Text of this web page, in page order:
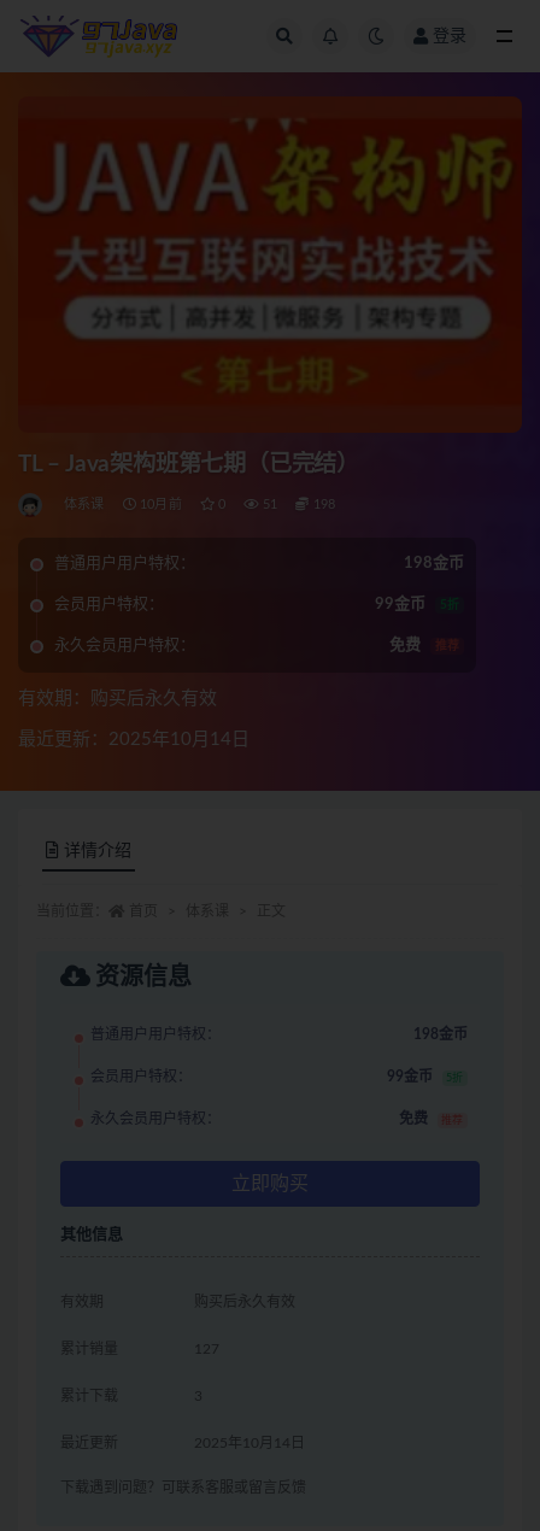
登录
TL – Java架构班第七期（已完结）
体系课 10月前 0 51 198
普通用户用户特权： 198金币
会员用户特权： 99金币 5折
永久会员用户特权： 免费 推荐
有效期：购买后永久有效
最近更新：2025年10月14日
详情介绍
资源信息
普通用户用户特权： 198金币
会员用户特权： 99金币 5折
永久会员用户特权： 免费 推荐
立即购买
其他信息
有效期 购买后永久有效
累计销量 127
累计下载 3
最近更新 2025年10月14日
下载遇到问题？可联系客服或留言反馈